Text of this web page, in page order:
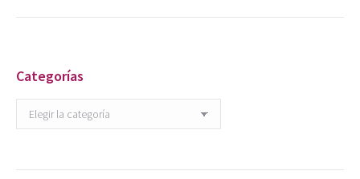
Categorías
Categorías